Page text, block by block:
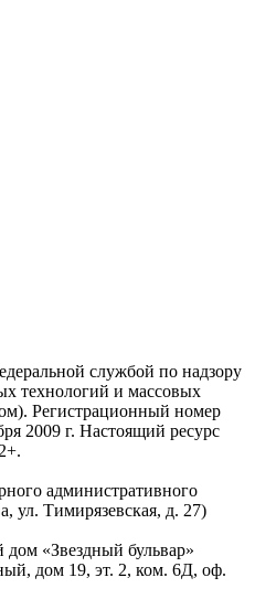
службой по надзору
технологий и массовых
Регистрационный номер
2009 г. Настоящий ресурс
административного
ул. Тимирязевская, д. 27)
«Звездный бульвар»
дом 19, эт. 2, ком. 6Д, оф.